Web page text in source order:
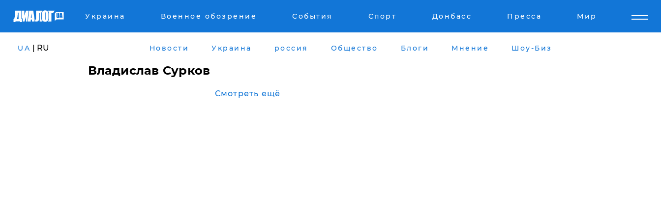
Украина Военное обозрение События Спорт Донбасс Пресса Мир
UA | RU Новости Украина россия Общество Блоги Мнение Шоу-Биз
Владислав Сурков
Смотреть ещё